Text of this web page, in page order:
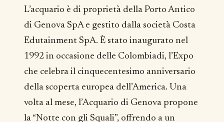
L’acquario è di proprietà della Porto Antico
di Genova SpA e gestito dalla società Costa
Edutainment SpA. È stato inaugurato nel
1992 in occasione delle Colombiadi, l’Expo
che celebra il cinquecentesimo anniversario
della scoperta europea dell’America. Una
volta al mese, l’Acquario di Genova propone
la “Notte con gli Squali”, offrendo a un